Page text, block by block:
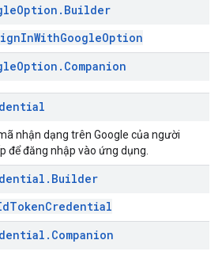
Option . Builder
Option . Companion
nhận dạng trên Google của người
để đăng nhập vào ứng dụng.
. Builder
. Companion